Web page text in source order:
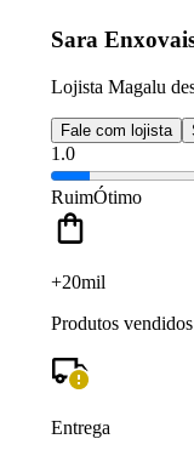
Sara
Lojista Magalu
Fale com lojista
1.0
RuimÓtimo
+20mil
Produtos vendidos
Entrega